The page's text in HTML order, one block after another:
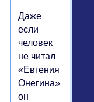
Даже
если
человек
не читал
«Евгения
Онегина»,
он